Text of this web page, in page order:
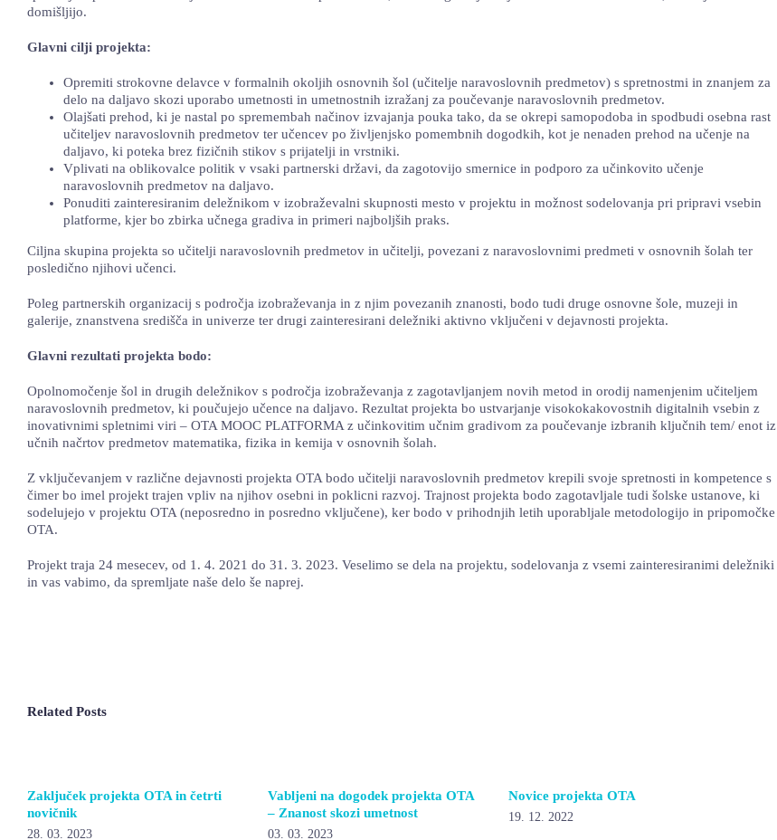
domišljijo.
Glavni cilji projekta:
Opremiti strokovne delavce v formalnih okoljih osnovnih šol (učitelje naravoslovnih predmetov) s spretnostmi in znanjem za
delo na daljavo skozi uporabo umetnosti in umetnostnih izražanj za poučevanje naravoslovnih predmetov.
Olajšati prehod, ki je nastal po spremembah načinov izvajanja pouka tako, da se okrepi samopodoba in spodbudi osebna rast
učiteljev naravoslovnih predmetov ter učencev po življenjsko pomembnih dogodkih, kot je nenaden prehod na učenje na
daljavo, ki poteka brez fizičnih stikov s prijatelji in vrstniki.
Vplivati ​​na oblikovalce politik v vsaki partnerski državi, da zagotovijo smernice in podporo za učinkovito učenje
naravoslovnih predmetov na daljavo.
Ponuditi zainteresiranim deležnikom v izobraževalni skupnosti mesto v projektu in možnost sodelovanja pri pripravi vsebin
platforme, kjer bo zbirka učnega gradiva in primeri najboljših praks.
Ciljna skupina projekta so učitelji naravoslovnih predmetov in učitelji, povezani z naravoslovnimi predmeti v osnovnih šolah ter
posledično njihovi učenci.
Poleg partnerskih organizacij s področja izobraževanja in z njim povezanih znanosti, bodo tudi druge osnovne šole, muzeji in
galerije, znanstvena središča in univerze ter drugi zainteresirani deležniki aktivno vključeni v dejavnosti projekta.
Glavni rezultati projekta bodo:
Opolnomočenje šol in drugih deležnikov s področja izobraževanja z zagotavljanjem novih metod in orodij namenjenim učiteljem
naravoslovnih predmetov, ki poučujejo učence na daljavo. Rezultat projekta bo ustvarjanje visokokakovostnih digitalnih vsebin z
inovativnimi spletnimi viri – OTA MOOC PLATFORMA z učinkovitim učnim gradivom za poučevanje izbranih ključnih tem/ enot iz
učnih načrtov predmetov matematika, fizika in kemija v osnovnih šolah.
Z vključevanjem v različne dejavnosti projekta OTA bodo učitelji naravoslovnih predmetov krepili svoje spretnosti in kompetence s
čimer bo imel projekt trajen vpliv na njihov osebni in poklicni razvoj. Trajnost projekta bodo zagotavljale tudi šolske ustanove, ki
sodelujejo v projektu OTA (neposredno in posredno vključene), ker bodo v prihodnjih letih uporabljale metodologijo in pripomočke
OTA.
Projekt traja 24 mesecev, od 1. 4. 2021 do 31. 3. 2023. Veselimo se dela na projektu, sodelovanja z vsemi zainteresiranimi deležniki
in vas vabimo, da spremljate naše delo še naprej.
Related Posts
Zaključek projekta OTA in četrti
novičnik
28. 03. 2023
Vabljeni na dogodek projekta OTA
– Znanost skozi umetnost
03. 03. 2023
Novice projekta OTA
19. 12. 2022